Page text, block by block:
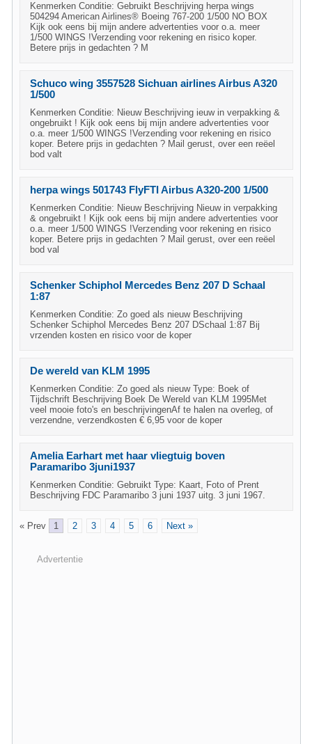
Kenmerken Conditie: Gebruikt Beschrijving herpa wings
504294 American Airlines® Boeing 767-200 1/500 NO BOX
Kijk ook eens bij mijn andere advertenties voor o.a. meer
1/500 WINGS !Verzending voor rekening en risico koper.
Betere prijs in gedachten ? M
Schuco wing 3557528 Sichuan airlines Airbus A320
1/500
Kenmerken Conditie: Nieuw Beschrijving ieuw in verpakking &
ongebruikt ! Kijk ook eens bij mijn andere advertenties voor
o.a. meer 1/500 WINGS !Verzending voor rekening en risico
koper. Betere prijs in gedachten ? Mail gerust, over een reëel
bod valt
herpa wings 501743 FlyFTI Airbus A320-200 1/500
Kenmerken Conditie: Nieuw Beschrijving Nieuw in verpakking
& ongebruikt ! Kijk ook eens bij mijn andere advertenties voor
o.a. meer 1/500 WINGS !Verzending voor rekening en risico
koper. Betere prijs in gedachten ? Mail gerust, over een reëel
bod val
Schenker Schiphol Mercedes Benz 207 D Schaal
1:87
Kenmerken Conditie: Zo goed als nieuw Beschrijving
Schenker Schiphol Mercedes Benz 207 DSchaal 1:87 Bij
vrzenden kosten en risico voor de koper
De wereld van KLM 1995
Kenmerken Conditie: Zo goed als nieuw Type: Boek of
Tijdschrift Beschrijving Boek De Wereld van KLM 1995Met
veel mooie foto's en beschrijvingenAf te halen na overleg, of
verzendne, verzendkosten € 6,95 voor de koper
Amelia Earhart met haar vliegtuig boven
Paramaribo 3juni1937
Kenmerken Conditie: Gebruikt Type: Kaart, Foto of Prent
Beschrijving FDC Paramaribo 3 juni 1937 uitg. 3 juni 1967.
« Prev 1 2 3 4 5 6 Next »
Advertentie